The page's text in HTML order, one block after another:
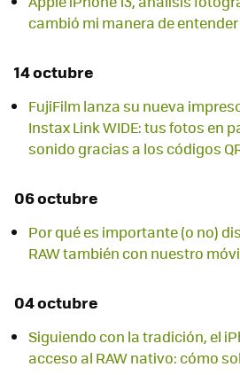
cambió mi manera de
14 octubre
FujiFilm lanza su nueva
Instax Link WIDE: tus fotos en
sonido gracias a los códigos
06 octubre
Por qué es importante (o no)
RAW también con nuestro
04 octubre
Siguiendo con la tradición, el
acceso al RAW nativo: cómo